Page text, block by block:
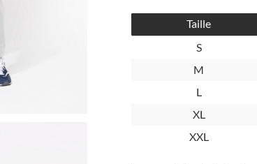
Taille
S
M
L
XL
XXL